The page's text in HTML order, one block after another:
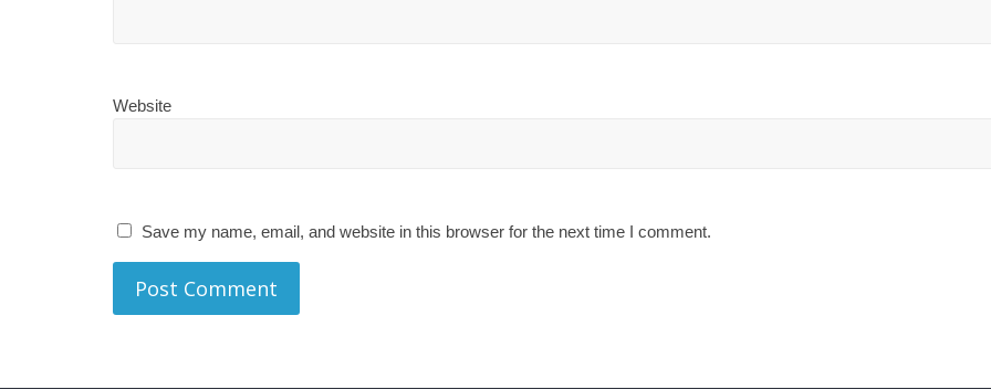
Website
Save my name, email, and website in this browser for the next time I comment.